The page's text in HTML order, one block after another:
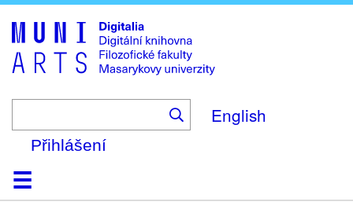
to
main
content
English
Přihlášení
DomůKolekce
Prohlížení
Vyhledávání
O platformě
Nápověda
KontaktDigitalia